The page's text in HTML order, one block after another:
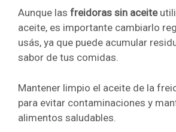
Aunque las freidoras sin aceite
aceite, es importante cambiarlo
usás, ya que puede acumular
sabor de tus comidas.
Mantener limpio el aceite de la
para evitar contaminaciones y
alimentos saludables.